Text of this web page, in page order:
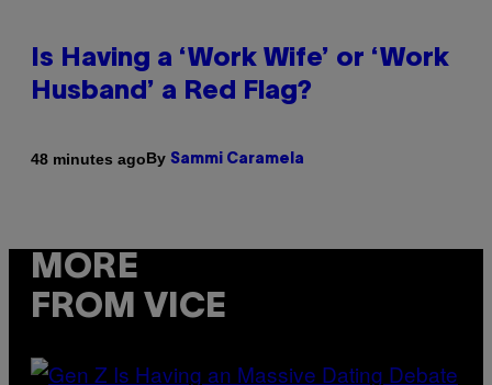
Is Having a ‘Work Wife’ or ‘Work
Husband’ a Red Flag?
48 minutes agoBy Sammi Caramela
MORE
FROM VICE